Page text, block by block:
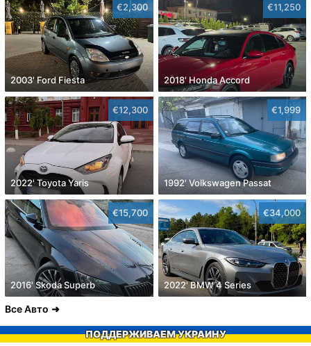
€2,300
2003' Ford Fiesta
€11,250
2018' Honda Accord
€12,300
2022' Toyota Yaris
€1,999
1992' Volkswagen Passat
€15,700
2016' Skoda Superb
€34,000
2022' BMW 4 Series
Все Авто
ПОДДЕРЖИВАЕМ УКРАИНУ